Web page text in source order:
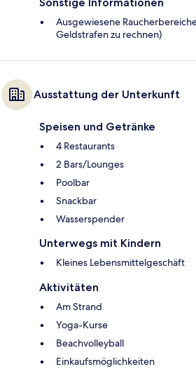
Ausgewiesene
Geldstrafen zu rechnen)
Ausstattung der Unterkunft
Speisen und Getränke
4 Restaurants
2 Bars/Lounges
Poolbar
Snackbar
Wasserspender
Unterwegs mit Kindern
Kleines Lebensmittelgeschäft
Aktivitäten
Am Strand
Yoga-Kurse
Beachvolleyball
Einkaufsmöglichkeiten